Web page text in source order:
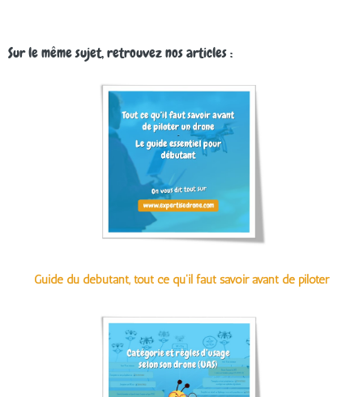
Sur le même sujet, retrouvez nos articles :
Guide du débutant, tout ce qu'il faut savoir avant de piloter